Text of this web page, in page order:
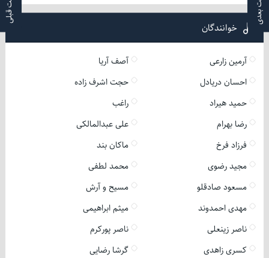
پست بعدی پست قبلی
خوانندگان
آرمین زارعی
آصف آریا
احسان دریادل
حجت اشرف زاده
حمید هیراد
راغب
رضا بهرام
علی عبدالمالکی
فرزاد فرخ
ماکان بند
مجید رضوی
محمد لطفی
مسعود صادقلو
مسیح و آرش
مهدی احمدوند
میثم ابراهیمی
ناصر زینعلی
ناصر پورکرم
کسری زاهدی
گرشا رضایی